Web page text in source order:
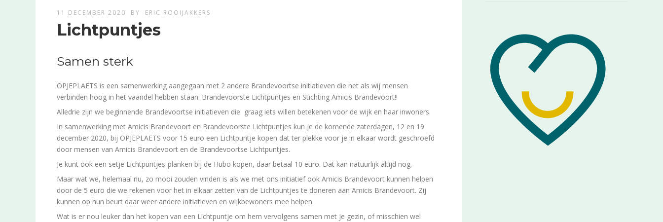
11 DECEMBER 2020 BY ERIC ROOIJAKKERS
Lichtpuntjes
Samen sterk
OPJEPLAETS is een samenwerking aangegaan met 2 andere Brandevoortse initiatieven die net als wij mensen
verbinden hoog in het vaandel hebben staan: Brandevoorste Lichtpuntjes en Stichting Amicis Brandevoort!!
Alledrie zijn we beginnende Brandevoortse initiatieven die graag iets willen betekenen voor de wijk en haar inwoners.
In samenwerking met Amicis Brandevoort en Brandevoorste Lichtpuntjes kun je de komende zaterdagen, 12 en 19
december 2020, bij OPJEPLAETS voor 15 euro een Lichtpuntje kopen dat ter plekke voor je in elkaar wordt geschroefd
door mensen van Amicis Brandevoort en de Brandevoortse Lichtpuntjes.
Je kunt ook een setje Lichtpuntjes-planken bij de Hubo kopen, daar betaal 10 euro. Dat kan natuurlijk altijd nog.
Maar wat we, helemaal nu, zo mooi zouden vinden is als we met ons initiatief ook Amicis Brandevoort kunnen helpen
door de 5 euro die we rekenen voor het in elkaar zetten van de Lichtpuntjes te doneren aan Amicis Brandevoort. Zij
kunnen op hun beurt daar weer andere initiatieven en wijkbewoners mee helpen.
Wat is er nou leuker dan het kopen van een Lichtpuntje om hem vervolgens samen met je gezin, of misschien wel